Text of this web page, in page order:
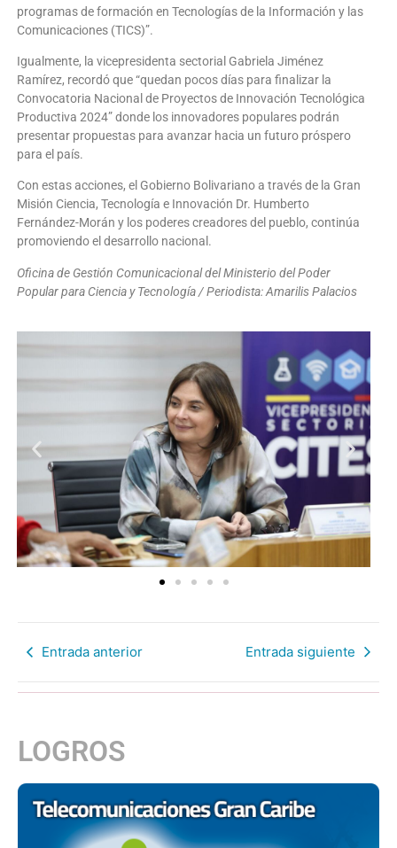
programas de formación en Tecnologías de la Información y las
Comunicaciones (TICS)”.
Igualmente, la vicepresidenta sectorial Gabriela Jiménez
Ramírez, recordó que “quedan pocos días para finalizar la
Convocatoria Nacional de Proyectos de Innovación Tecnológica
Productiva 2024” donde los innovadores populares podrán
presentar propuestas para avanzar hacia un futuro próspero
para el país.
Con estas acciones, el Gobierno Bolivariano a través de la Gran
Misión Ciencia, Tecnología e Innovación Dr. Humberto
Fernández-Morán y los poderes creadores del pueblo, continúa
promoviendo el desarrollo nacional.
Oficina de Gestión Comunicacional del Ministerio del Poder
Popular para Ciencia y Tecnología / Periodista: Amarilis Palacios
Entrada anterior Entrada siguiente
LOGROS